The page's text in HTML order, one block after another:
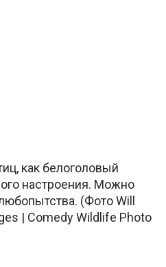
как белоголовый
настроения. Можно
(Фото Will
| Comedy Wildlife Photo